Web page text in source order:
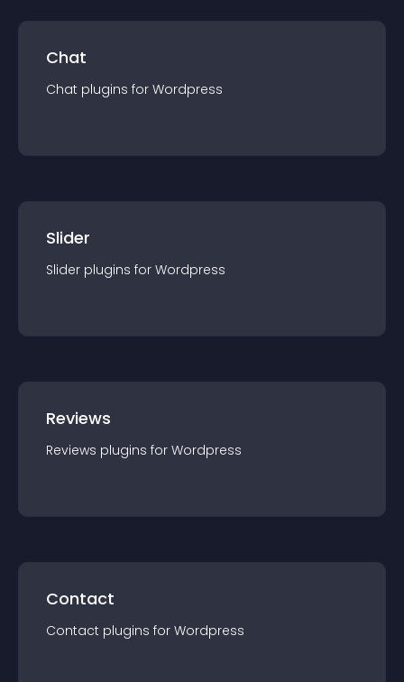
Chat
Chat plugins for Wordpress
Slider
Slider plugins for Wordpress
Reviews
Reviews plugins for Wordpress
Contact
Contact plugins for Wordpress